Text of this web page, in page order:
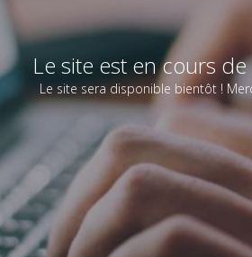
Le site est en cours
Le site sera disponible bientôt !